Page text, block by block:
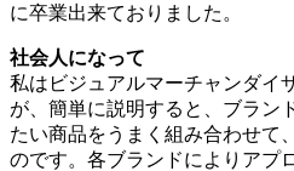
に卒業出来ておりました。
社会人になって
私はビジュアルマーチャンダイ
が、簡単に説明すると、ブラン
たい商品をうまく組み合わせて
のです。各ブランドによりアプ